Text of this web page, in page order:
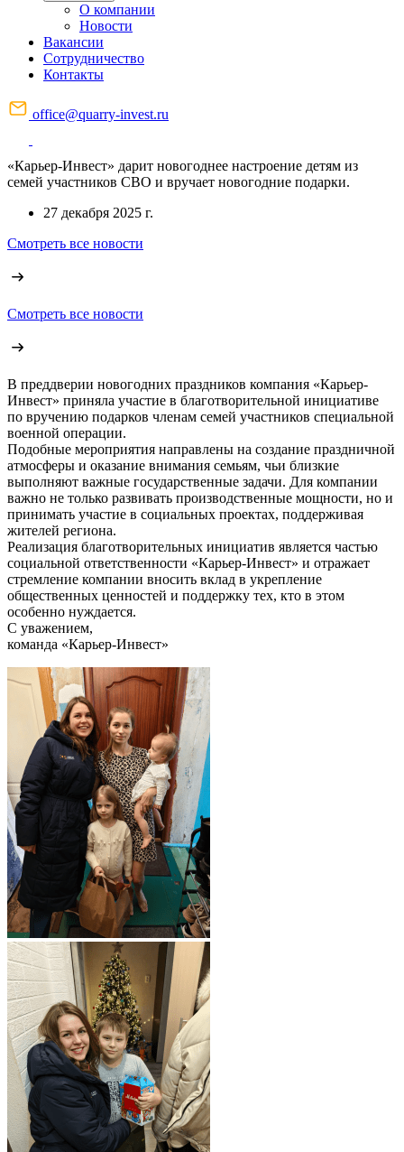
О компании
Новости
Вакансии
Сотрудничество
Контакты
office@quarry-invest.ru
«Карьер-Инвест» дарит новогоднее настроение детям из
семей участников СВО и вручает новогодние подарки.
27 декабря 2025 г.
Смотреть все новости
Смотреть все новости
В преддверии новогодних праздников компания «Карьер-
Инвест» приняла участие в благотворительной инициативе
по вручению подарков членам семей участников специальной
военной операции.
Подобные мероприятия направлены на создание праздничной
атмосферы и оказание внимания семьям, чьи близкие
выполняют важные государственные задачи. Для компании
важно не только развивать производственные мощности, но и
принимать участие в социальных проектах, поддерживая
жителей региона.
Реализация благотворительных инициатив является частью
социальной ответственности «Карьер-Инвест» и отражает
стремление компании вносить вклад в укрепление
общественных ценностей и поддержку тех, кто в этом
особенно нуждается.
С уважением,
команда «Карьер-Инвест»